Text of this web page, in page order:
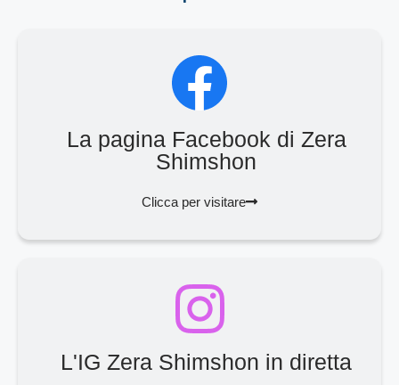
La pagina Facebook di Zera
Shimshon
Clicca per visitare
L'IG Zera Shimshon in diretta